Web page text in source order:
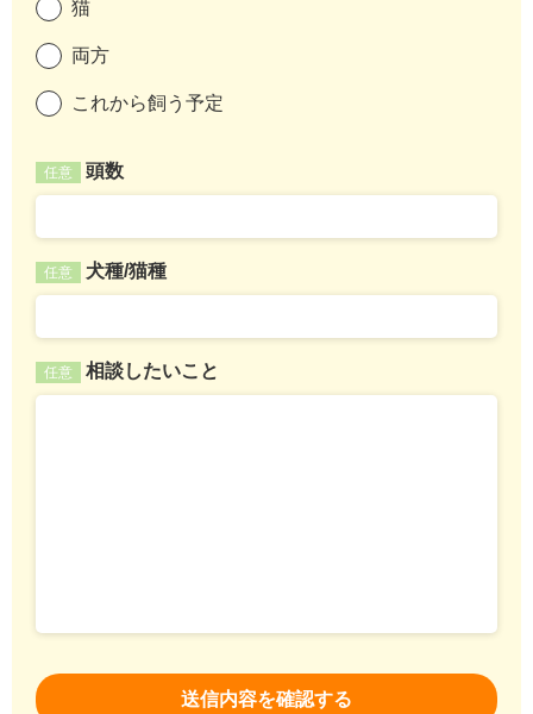
猫
両方
これから飼う予定
任意 頭数
任意 犬種/猫種
任意 相談したいこと